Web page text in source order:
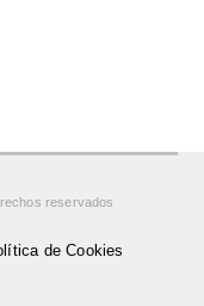
reservados
de Cookies